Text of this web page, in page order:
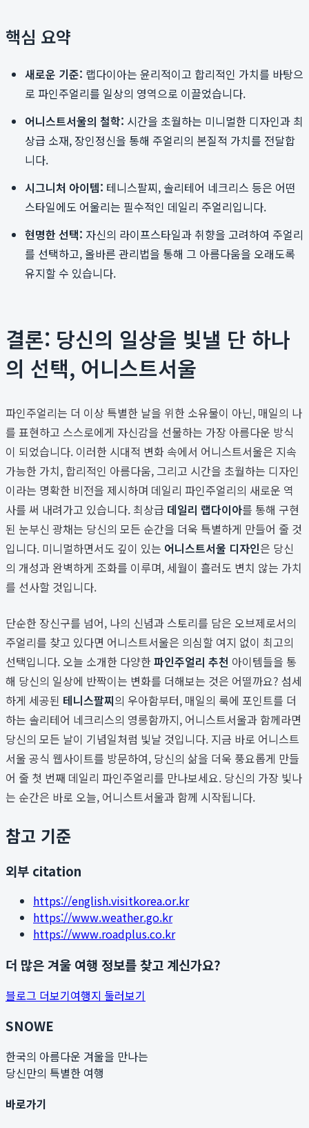
핵심 요약
새로운 기준: 랩다이아는 윤리적이고 합리적인 가치를 바탕으
로 파인주얼리를 일상의 영역으로 이끌었습니다.
어니스트서울의 철학: 시간을 초월하는 미니멀한 디자인과 최
상급 소재, 장인정신을 통해 주얼리의 본질적 가치를 전달합
니다.
시그니처 아이템: 테니스팔찌, 솔리테어 네크리스 등은 어떤
스타일에도 어울리는 필수적인 데일리 주얼리입니다.
현명한 선택: 자신의 라이프스타일과 취향을 고려하여 주얼리
를 선택하고, 올바른 관리법을 통해 그 아름다움을 오래도록
유지할 수 있습니다.
결론: 당신의 일상을 빛낼 단 하나
의 선택, 어니스트서울
파인주얼리는 더 이상 특별한 날을 위한 소유물이 아닌, 매일의 나
를 표현하고 스스로에게 자신감을 선물하는 가장 아름다운 방식
이 되었습니다. 이러한 시대적 변화 속에서 어니스트서울은 지속
가능한 가치, 합리적인 아름다움, 그리고 시간을 초월하는 디자인
이라는 명확한 비전을 제시하며 데일리 파인주얼리의 새로운 역
사를 써 내려가고 있습니다. 최상급 데일리 랩다이아를 통해 구현
된 눈부신 광채는 당신의 모든 순간을 더욱 특별하게 만들어 줄 것
입니다. 미니멀하면서도 깊이 있는 어니스트서울 디자인은 당신
의 개성과 완벽하게 조화를 이루며, 세월이 흘러도 변치 않는 가치
를 선사할 것입니다.
단순한 장신구를 넘어, 나의 신념과 스토리를 담은 오브제로서의
주얼리를 찾고 있다면 어니스트서울은 의심할 여지 없이 최고의
선택입니다. 오늘 소개한 다양한 파인주얼리 추천 아이템들을 통
해 당신의 일상에 반짝이는 변화를 더해보는 것은 어떨까요? 섬세
하게 세공된 테니스팔찌의 우아함부터, 매일의 룩에 포인트를 더
하는 솔리테어 네크리스의 영롱함까지, 어니스트서울과 함께라면
당신의 모든 날이 기념일처럼 빛날 것입니다. 지금 바로 어니스트
서울 공식 웹사이트를 방문하여, 당신의 삶을 더욱 풍요롭게 만들
어 줄 첫 번째 데일리 파인주얼리를 만나보세요. 당신의 가장 빛나
는 순간은 바로 오늘, 어니스트서울과 함께 시작됩니다.
참고 기준
외부 citation
https://english.visitkorea.or.kr
https://www.weather.go.kr
https://www.roadplus.co.kr
더 많은 겨울 여행 정보를 찾고 계신가요?
블로그 더보기여행지 둘러보기
SNOWE
한국의 아름다운 겨울을 만나는
당신만의 특별한 여행
바로가기